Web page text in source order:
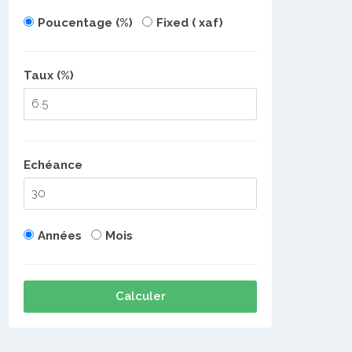
Poucentage (%) Fixed ( xaf)
Taux (%)
Echéance
Années Mois
Calculer